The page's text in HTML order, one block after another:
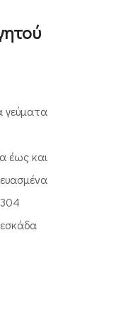
γεύματα
έως και